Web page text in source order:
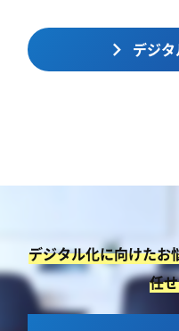
デジ
デジタル化に向けたお
任